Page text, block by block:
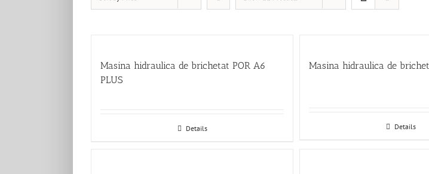
Masina hidraulica de brichetat POR A6
PLUS
Details
Masina hidraulica de
Details